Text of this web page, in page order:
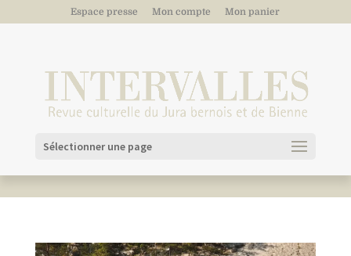
Espace presse Mon compte Mon panier
Sélectionner une page